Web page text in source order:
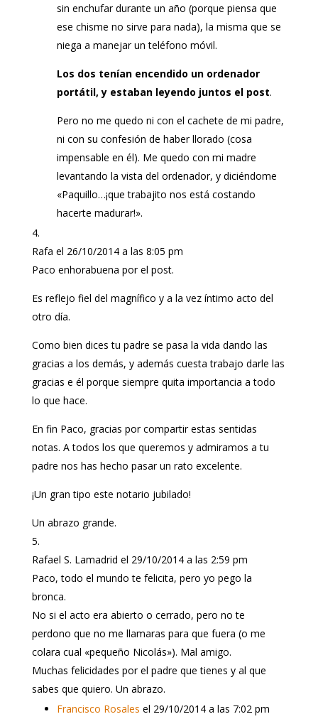
sin enchufar durante un año (porque piensa que
ese chisme no sirve para nada), la misma que se
niega a manejar un teléfono móvil.
Los dos tenían encendido un ordenador
portátil, y estaban leyendo juntos el post.
Pero no me quedo ni con el cachete de mi padre,
ni con su confesión de haber llorado (cosa
impensable en él). Me quedo con mi madre
levantando la vista del ordenador, y diciéndome
«Paquillo…¡que trabajito nos está costando
hacerte madurar!».
Rafa el 26/10/2014 a las 8:05 pm
Paco enhorabuena por el post.
Es reflejo fiel del magnífico y a la vez íntimo acto del
otro día.
Como bien dices tu padre se pasa la vida dando las
gracias a los demás, y además cuesta trabajo darle las
gracias e él porque siempre quita importancia a todo
lo que hace.
En fin Paco, gracias por compartir estas sentidas
notas. A todos los que queremos y admiramos a tu
padre nos has hecho pasar un rato excelente.
¡Un gran tipo este notario jubilado!
Un abrazo grande.
Rafael S. Lamadrid el 29/10/2014 a las 2:59 pm
Paco, todo el mundo te felicita, pero yo pego la
bronca.
No si el acto era abierto o cerrado, pero no te
perdono que no me llamaras para que fuera (o me
colara cual «pequeño Nicolás»). Mal amigo.
Muchas felicidades por el padre que tienes y al que
sabes que quiero. Un abrazo.
Francisco Rosales el 29/10/2014 a las 7:02 pm